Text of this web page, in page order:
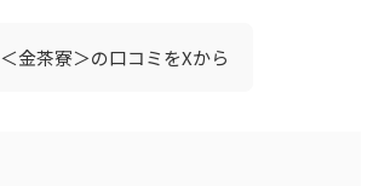
＜金茶寮＞の口コミをXから